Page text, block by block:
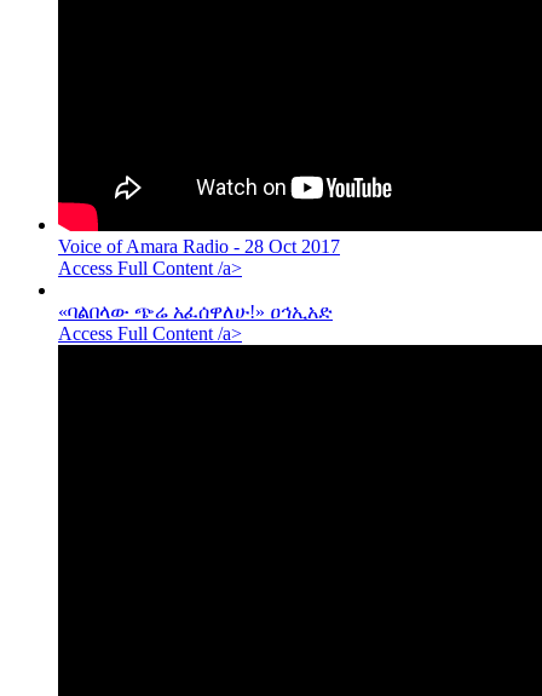
Voice of Amara Radio - 28 Oct 2017
Access Full Content /a>
«ባልበላው ጭሬ አፈሰዋለሁ!» ዐኅኢአድ
Access Full Content /a>